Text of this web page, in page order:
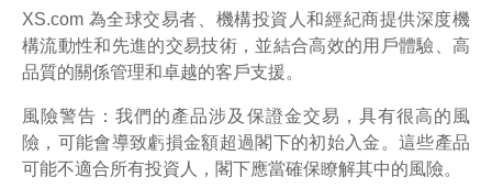
XS.com 為全球交易者、機構投資人和經紀商提供深度機
構流動性和先進的交易技術，並結合高效的用戶體驗、高
品質的關係管理和卓越的客戶支援。
風險警告：我們的產品涉及保證金交易，具有很高的風
險，可能會導致虧損金額超過閣下的初始入金。這些產品
可能不適合所有投資人，閣下應當確保瞭解其中的風險。